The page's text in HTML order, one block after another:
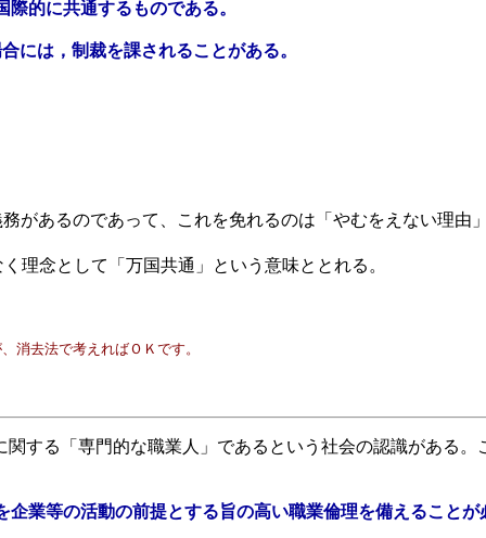
的に共通するものである。
には，制裁を課されることがある。
あるのであって、これを免れるのは「やむをえない理由
念として「万国共通」という意味ととれる。
消去法で考えればＯＫです。
する「専門的な職業人」であるという社会の認識がある
業等の活動の前提とする旨の高い職業倫理を備えることが